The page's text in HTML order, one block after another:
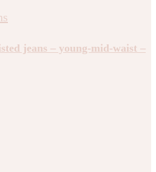
jeans – young-mid-waist –